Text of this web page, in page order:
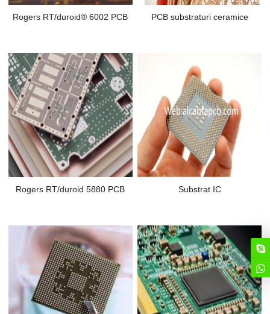
Rogers RT/duroid® 6002 PCB PCB substraturi ceramice
Rogers RT/duroid 5880 PCB Substrat IC